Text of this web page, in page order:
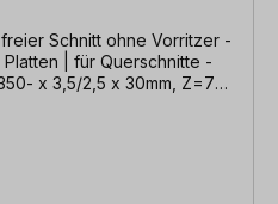
Schnitt ohne Vorritzer -
| für Querschnitte -
x 3,5/2,5 x 30mm, Z=72